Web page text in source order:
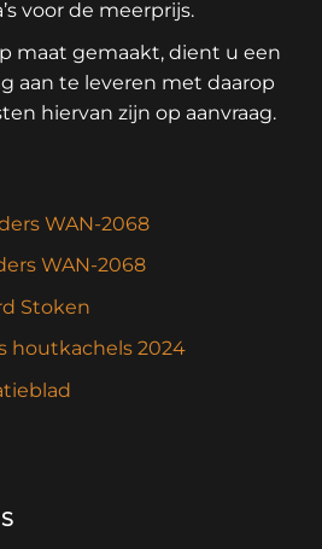
voor de meerprijs.
maat gemaakt, dient u een
aan te leveren met daarop
hiervan zijn op aanvraag.
WAN-2068
WAN-2068
Stoken
houtkachels 2024